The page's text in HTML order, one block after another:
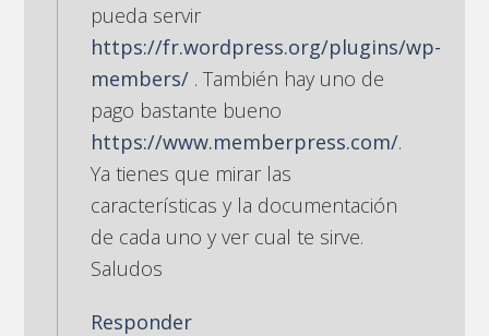
pueda servir
https://fr.wordpress.org/plugins/wp-
members/ . También hay uno de
pago bastante bueno
https://www.memberpress.com/.
Ya tienes que mirar las
características y la documentación
de cada uno y ver cual te sirve.
Saludos
Responder